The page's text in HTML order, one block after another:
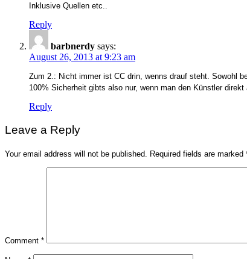
Inklusive Quellen etc..
Reply
barbnerdy says:
August 26, 2013 at 9:23 am
Zum 2.: Nicht immer ist CC drin, wenns drauf steht. Sowohl
100% Sicherheit gibts also nur, wenn man den Künstler direkt
Reply
Leave a Reply
Your email address will not be published. Required fields are marked
Comment *